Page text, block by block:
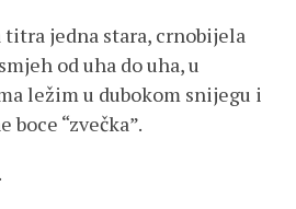
titra jedna stara, crnobijela
od uha do uha, u
ležim u dubokom snijegu i
boce “zvečka”.